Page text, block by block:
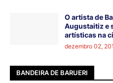
O artista de
Augustaitiz e
artísticas na
dezembro 02,
BANDEIRA DE BARUERI